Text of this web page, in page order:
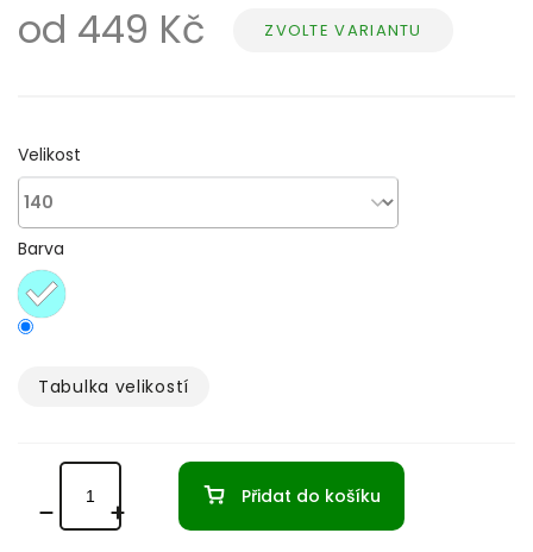
od 449 Kč Měrná
ZVOLTE VARIANTU
Velikost
Barva
Tabulka velikostí­
Přidat do košíku